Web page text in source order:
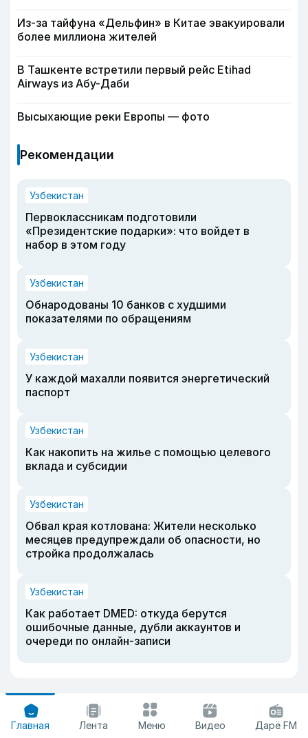
Из-за тайфуна «Дельфин» в Китае эвакуировали
более миллиона жителей
В Ташкенте встретили первый рейс Etihad
Airways из Абу-Даби
Высыхающие реки Европы — фото
Рекомендации
Узбекистан
Первоклассникам подготовили
«Президентские подарки»: что войдет в
набор в этом году
Узбекистан
Обнародованы 10 банков с худшими
показателями по обращениям
Узбекистан
У каждой махалли появится энергетический
паспорт
Узбекистан
Как накопить на жилье с помощью целевого
вклада и субсидии
Узбекистан
Обвал края котлована: Жители несколько
месяцев предупреждали об опасности, но
стройка продолжалась
Узбекистан
Как работает DMED: откуда берутся
ошибочные данные, дубли аккаунтов и
очереди по онлайн-записи
Главная Лента Меню Видео Дарё FM